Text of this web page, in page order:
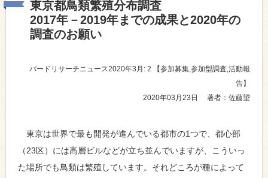
東京都鳥類繁殖分布調査
2017年－2019年までの成果と2020年の
調査のお願い
バードリサーチニュース2020年3月: 2
【参加募集,参加型調査,活動報
告】
2020年03月23日
著者：佐藤望
東京は世界で最も開発が進んでいる都市の1つで、都心部
（23区）には高層ビルなどが立ち並んでいますが、こういっ
た場所でも鳥類は繁殖しています。それどころが種によって